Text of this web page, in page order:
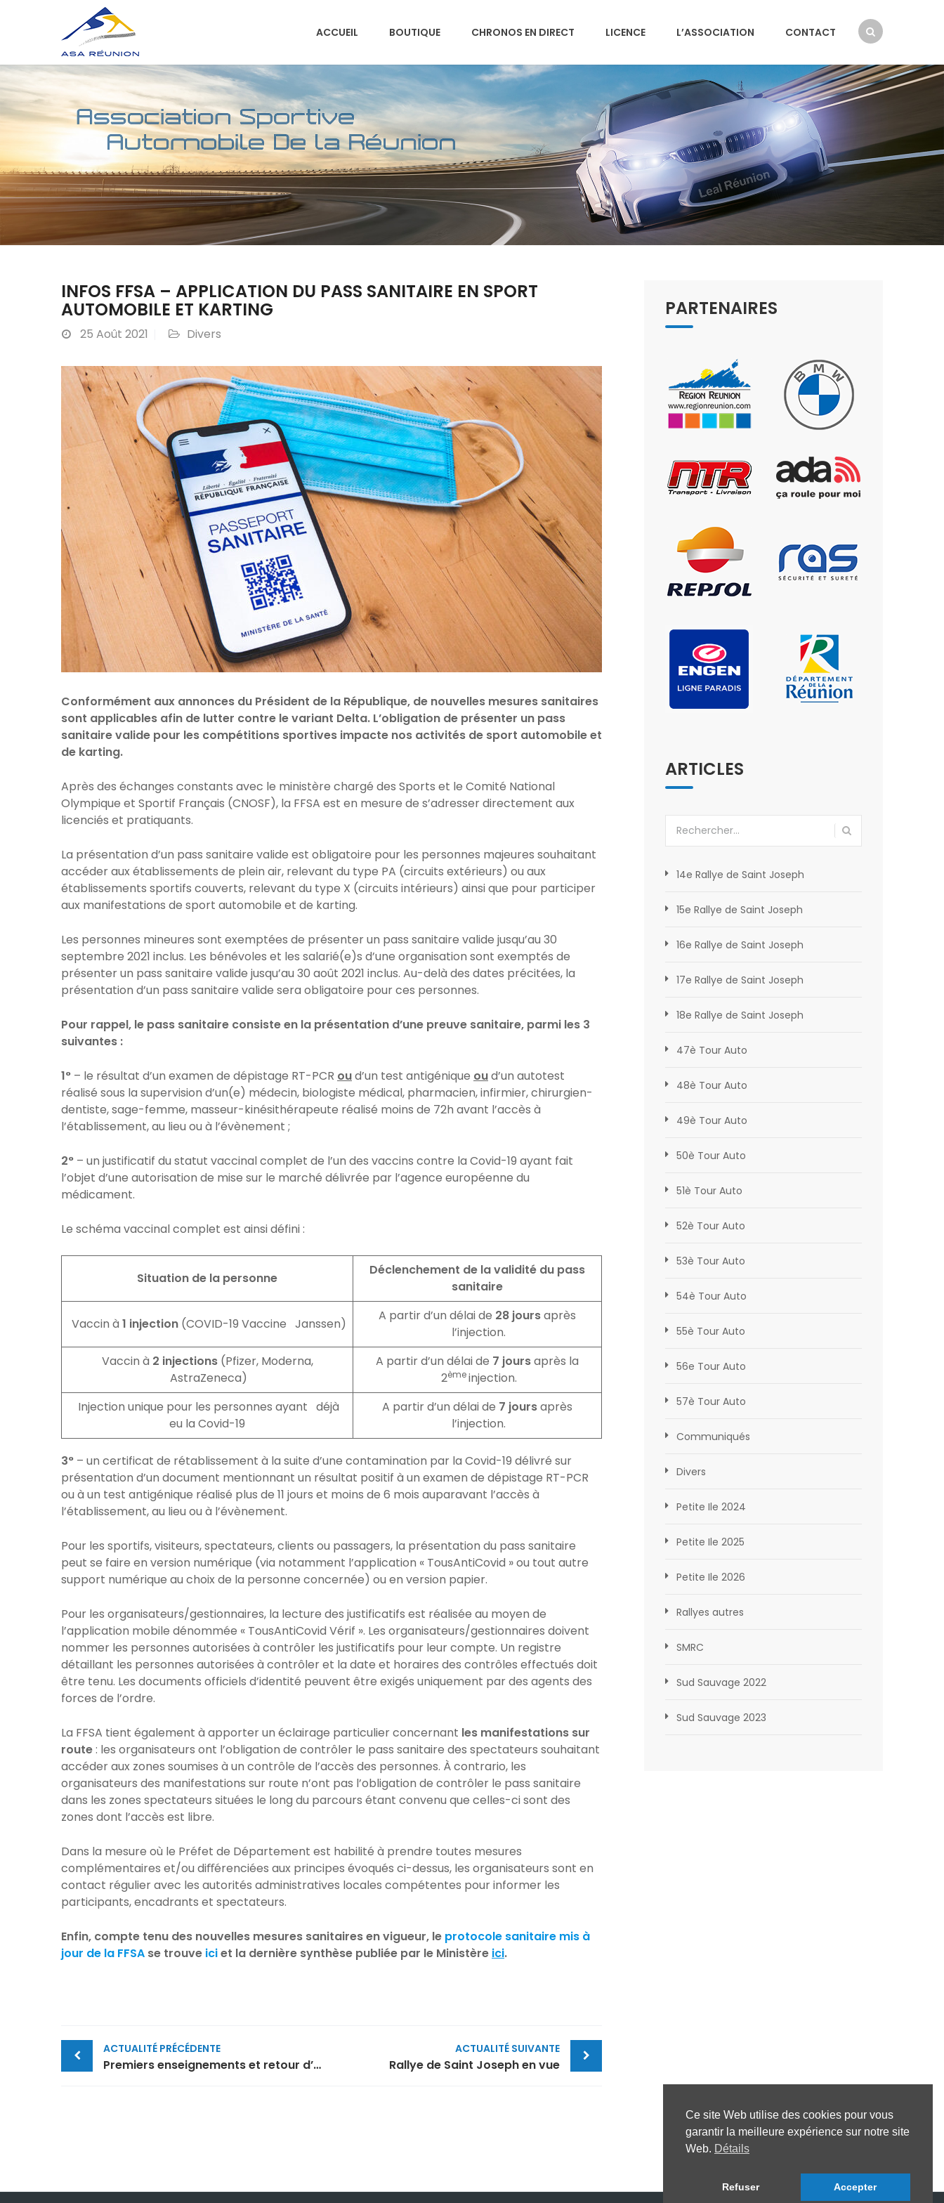
ACCUEIL BOUTIQUE CHRONOS EN DIRECT LICENCE L’ASSOCIATION CONTACT
INFOS FFSA – APPLICATION DU PASS SANITAIRE EN SPORT
AUTOMOBILE ET KARTING
25 Août 2021 Divers
Conformément aux annonces du Président de la République, de nouvelles mesures sanitaires
sont applicables afin de lutter contre le variant Delta. L’obligation de présenter un pass
sanitaire valide pour les compétitions sportives impacte nos activités de sport automobile et
de karting.
Après des échanges constants avec le ministère chargé des Sports et le Comité National
Olympique et Sportif Français (CNOSF), la FFSA est en mesure de s’adresser directement aux
licenciés et pratiquants.
La présentation d’un pass sanitaire valide est obligatoire pour les personnes majeures souhaitant
accéder aux établissements de plein air, relevant du type PA (circuits extérieurs) ou aux
établissements sportifs couverts, relevant du type X (circuits intérieurs) ainsi que pour participer
aux manifestations de sport automobile et de karting.
Les personnes mineures sont exemptées de présenter un pass sanitaire valide jusqu’au 30
septembre 2021 inclus. Les bénévoles et les salarié(e)s d’une organisation sont exemptés de
présenter un pass sanitaire valide jusqu’au 30 août 2021 inclus. Au-delà des dates précitées, la
présentation d’un pass sanitaire valide sera obligatoire pour ces personnes.
Pour rappel, le pass sanitaire consiste en la présentation d’une preuve sanitaire, parmi les 3
suivantes :
1° – le résultat d’un examen de dépistage RT-PCR oud’un test antigénique oud’un autotest
réalisé sous la supervision d’un(e) médecin, biologiste médical, pharmacien, infirmier, chirurgien-
dentiste, sage-femme, masseur-kinésithérapeute réalisé moins de 72h avant l’accès à
l’établissement, au lieu ou à l’évènement ;
2° – un justificatif du statut vaccinal complet de l’un des vaccins contre la Covid-19 ayant fait
l’objet d’une autorisation de mise sur le marché délivrée par l’agence européenne du
médicament.
Le schéma vaccinal complet est ainsi défini :
Situation de la personne
Déclenchement de la validité du pass
sanitaire
Vaccin à 1 injection (COVID-19 Vaccine Janssen)
A partir d’un délai de 28 joursaprès
l’injection.
Vaccin à 2 injections (Pfizer, Moderna,
AstraZeneca)
A partir d’un délai de 7 joursaprès la
2èmeinjection.
Injection unique pour les personnes ayant déjà
eu la Covid-19
A partir d’un délai de 7 joursaprès
l’injection.
3° – un certificat de rétablissement à la suite d’une contamination par la Covid-19 délivré sur
présentation d’un document mentionnant un résultat positif à un examen de dépistage RT-PCR
ou à un test antigénique réalisé plus de 11 jours et moins de 6 mois auparavant l’accès à
l’établissement, au lieu ou à l’évènement.
Pour les sportifs, visiteurs, spectateurs, clients ou passagers, la présentation du pass sanitaire
peut se faire en version numérique (via notamment l’application « TousAntiCovid » ou tout autre
support numérique au choix de la personne concernée) ou en version papier.
Pour les organisateurs/gestionnaires, la lecture des justificatifs est réalisée au moyen de
l’application mobile dénommée « TousAntiCovid Vérif ». Les organisateurs/gestionnaires doivent
nommer les personnes autorisées à contrôler les justificatifs pour leur compte. Un registre
détaillant les personnes autorisées à contrôler et la date et horaires des contrôles effectués doit
être tenu. Les documents officiels d’identité peuvent être exigés uniquement par des agents des
forces de l’ordre.
La FFSA tient également à apporter un éclairage particulier concernant les manifestations sur
route: les organisateurs ont l’obligation de contrôler le pass sanitaire des spectateurs souhaitant
accéder aux zones soumises à un contrôle de l’accès des personnes. À contrario, les
organisateurs des manifestations sur route n’ont pas l’obligation de contrôler le pass sanitaire
dans les zones spectateurs situées le long du parcours étant convenu que celles-ci sont des
zones dont l’accès est libre.
Dans la mesure où le Préfet de Département est habilité à prendre toutes mesures
complémentaires et/ou diﬀérenciées aux principes évoqués ci-dessus, les organisateurs sont en
contact régulier avec les autorités administratives locales compétentes pour informer les
participants, encadrants et spectateurs.
Enfin, compte tenu des nouvelles mesures sanitaires en vigueur, le protocole sanitaire mis à
jour de la FFSA se trouve iciet la dernière synthèse publiée par le Ministère ici.
Post
navigation
ACTUALITÉ PRÉCÉDENTE
Premiers enseignements et retour d’expérience…
ACTUALITÉ SUIVANTE
Rallye de Saint Joseph en vue
PARTENAIRES
ARTICLES
Rechercher :
14e Rallye de Saint Joseph
15e Rallye de Saint Joseph
16e Rallye de Saint Joseph
17e Rallye de Saint Joseph
18e Rallye de Saint Joseph
47è Tour Auto
48è Tour Auto
49è Tour Auto
50è Tour Auto
51è Tour Auto
52è Tour Auto
53è Tour Auto
54è Tour Auto
55è Tour Auto
56e Tour Auto
57è Tour Auto
Communiqués
Divers
Petite Ile 2024
Petite Ile 2025
Petite Ile 2026
Rallyes autres
SMRC
Sud Sauvage 2022
Sud Sauvage 2023
Ce site Web utilise des cookies pour vous
garantir la meilleure expérience sur notre site
Web. Détails
Refuser Accepter